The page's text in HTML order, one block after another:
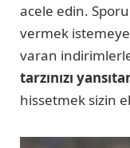
acele edin.
vermek
varan
tarzınızı
hissetmek sizin